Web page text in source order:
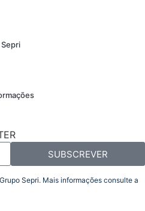
Sepri
Sepri. Mais informações consulte a
SUBSCREVER